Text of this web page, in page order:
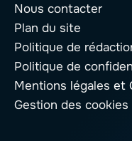
Nous contacter
Plan du site
Politique de
Politique de
Mentions légales et
Gestion des cookies